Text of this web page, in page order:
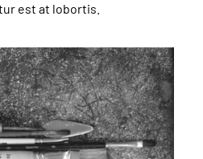
est at lobortis.